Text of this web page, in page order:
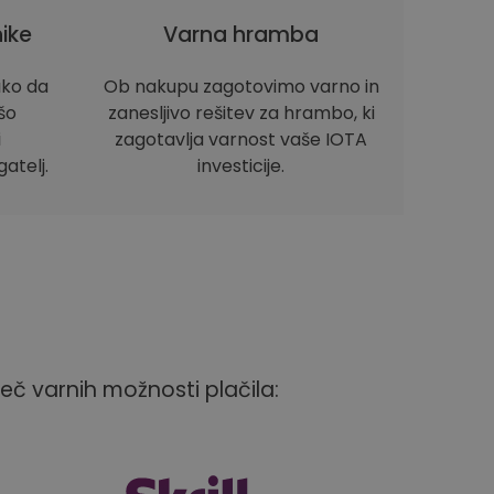
da
Varna hramba
Ob nakupu zagotovimo varno in
zanesljivo rešitev za hrambo, ki
zagotavlja varnost vaše IOTA
investicije.
varnih možnosti plačila: